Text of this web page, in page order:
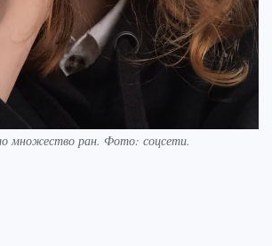
множество ран. Фото: соцсети.